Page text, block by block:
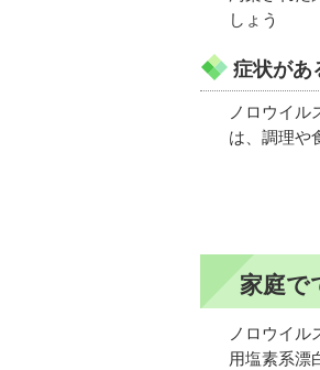
しょう
症状があ
ノロウイル
は、調理や
家庭で
ノロウイル
用塩素系漂